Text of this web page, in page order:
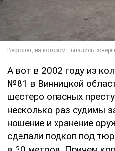
А вот в 2002 году из
№81 в Винницкой
шестеро опасных
несколько раз судимы
ношение и хранение
сделали подкоп под